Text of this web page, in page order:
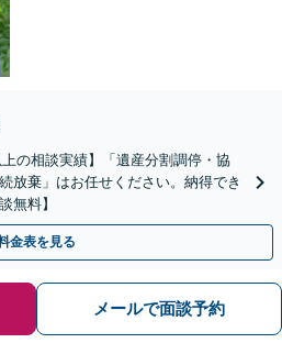
上の相談実績】「遺産分割調停・協
放棄」はお任せください。納得でき
無料】
金表を見る
メールで面談予約